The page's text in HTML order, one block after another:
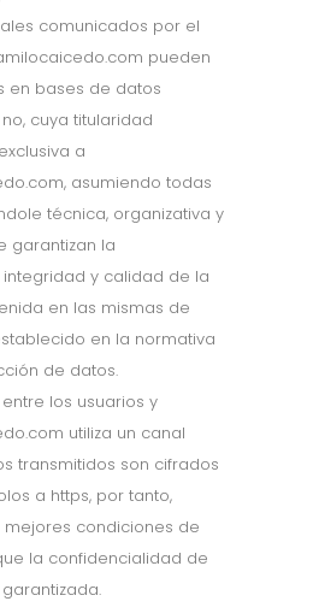
comunicados por el
pueden
en bases de datos
cuya titularidad
a
asumiendo todas
técnica, organizativa y
garantizan la
y calidad de la
en las mismas de
en la normativa
de datos.
los usuarios y
utiliza un canal
transmitidos son cifrados
a https, por tanto,
mejores condiciones de
la confidencialidad de